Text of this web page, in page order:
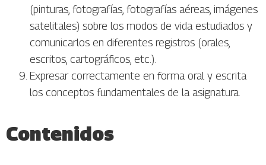
(pinturas, fotografías, fotografías aéreas, imágenes
satelitales) sobre los modos de vida estudiados y
comunicarlos en diferentes registros (orales,
escritos, cartográficos, etc.).
Expresar correctamente en forma oral y escrita
los conceptos fundamentales de la asignatura.
Contenidos